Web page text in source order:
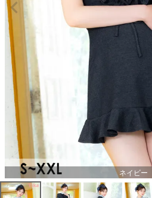
ネイビー